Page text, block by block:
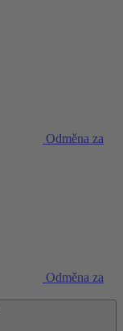
Odměna za
Odměna za